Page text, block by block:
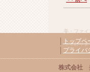
美・ファ
っておりま
トップペ
プライバ
株式会社